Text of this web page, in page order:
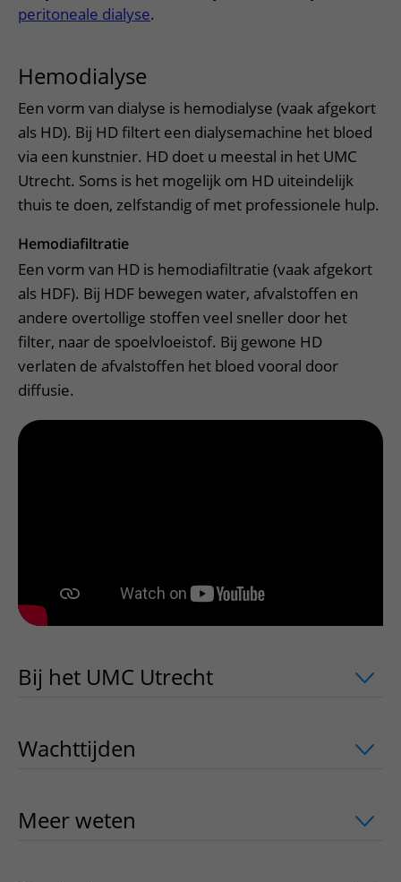
Onderzoeken en diagnostiek
Bloedprikken
Bezoektijden
Wijzigen patiëntgegevens
Mijn UMC Utrecht patiëntportaal
Faciliteiten en voorzieningen
Kwaliteit en veiligheid
Route naar het ziekenhuis
Wegwijs in het ziekenhuis
Contact met polikliniek
Contact met verpleegafdeling
Het Wilhelmina Kinderziekenhuis
Teleconsult aanvragen
Zorgverlenersportaal
Research
Onderwijs
Werken bij het UMC Utrecht
peritoneale dialyse.
Hemodialyse
Een vorm van dialyse is hemodialyse (vaak afgekort
als HD). Bij HD filtert een dialysemachine het bloed
via een kunstnier. HD doet u meestal in het UMC
Utrecht. Soms is het mogelijk om HD uiteindelijk
thuis te doen, zelfstandig of met professionele hulp.
Hemodiafiltratie
Een vorm van HD is hemodiafiltratie (vaak afgekort
als HDF). Bij HDF bewegen water, afvalstoffen en
andere overtollige stoffen veel sneller door het
filter, naar de spoelvloeistof. Bij gewone HD
verlaten de afvalstoffen het bloed vooral door
diffusie.
Bij het UMC Utrecht uitklapper, klik
Wachttijden uitklapper, klik om te
Meer weten uitklapper, klik om te